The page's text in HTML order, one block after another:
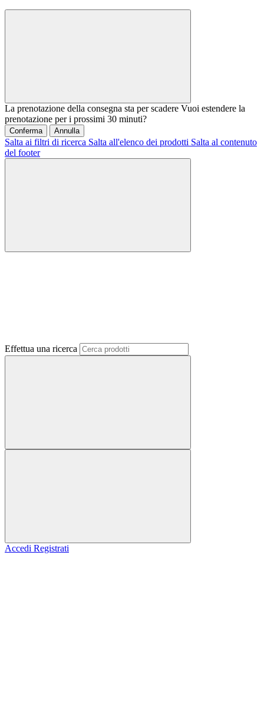
La prenotazione della consegna sta per scadere Vuoi estendere la
prenotazione per i prossimi 30 minuti?
Conferma Annulla
Salta ai filtri di ricerca Salta all'elenco dei prodotti Salta al contenuto
del footer
Effettua una ricerca
Accedi Registrati